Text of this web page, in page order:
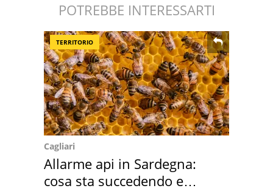
POTREBBE INTERESSARTI
TERRITORIO
Cagliari
Allarme api in Sardegna:
cosa sta succedendo e